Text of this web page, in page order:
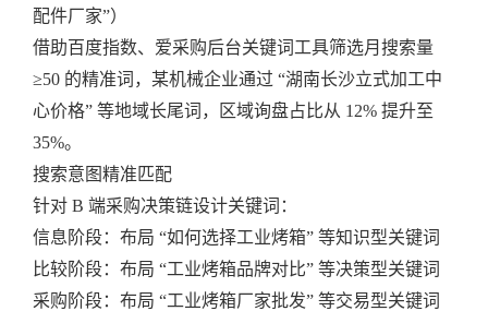
配件厂家”）
借助百度指数、爱采购后台关键词工具筛选月搜索量
≥50 的精准词，某机械企业通过 “湖南长沙立式加工中
心价格” 等地域长尾词，区域询盘占比从 12% 提升至
35%。
搜索意图精准匹配
针对 B 端采购决策链设计关键词：
信息阶段：布局 “如何选择工业烤箱” 等知识型关键词
比较阶段：布局 “工业烤箱品牌对比” 等决策型关键词
采购阶段：布局 “工业烤箱厂家批发” 等交易型关键词